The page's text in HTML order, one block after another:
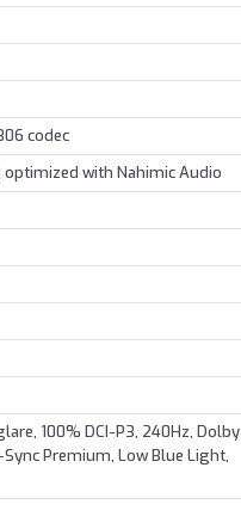
codec
optimized with Nahimic Audio
100% DCI-P3, 240Hz, Dolby
Premium, Low Blue Light,